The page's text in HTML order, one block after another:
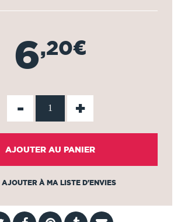
6,20€
- +
AJOUTER AU PANIER
AJOUTER À MA LISTE D'ENVIES